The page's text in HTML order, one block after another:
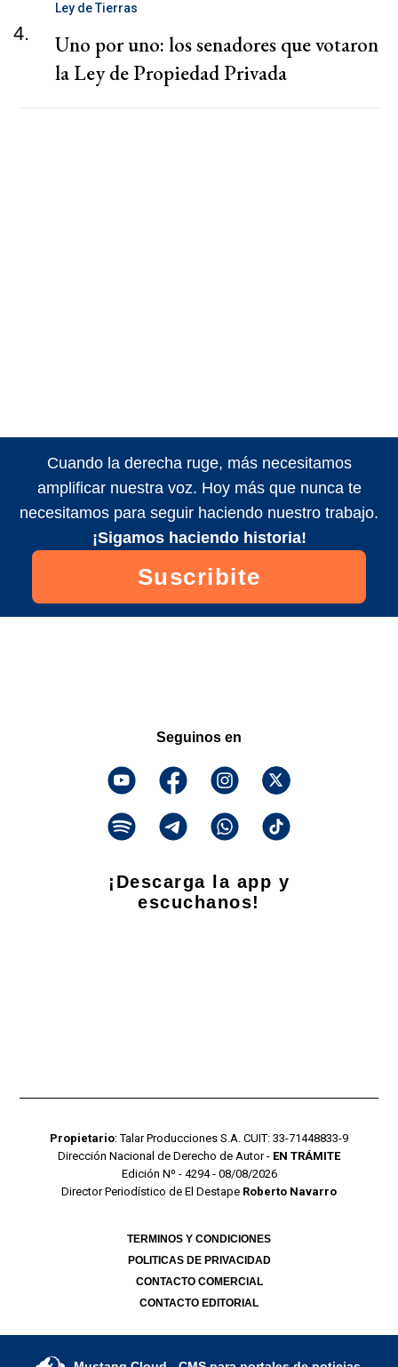
4.
Ley de Tierras
Uno por uno: los senadores que votaron
la Ley de Propiedad Privada
Cuando la derecha ruge, más necesitamos
amplificar nuestra voz. Hoy más que nunca te
necesitamos para seguir haciendo nuestro trabajo.
¡Sigamos haciendo historia!
Suscribite
Seguinos en
¡Descarga la app y
escuchanos!
Propietario: Talar Producciones S.A. CUIT: 33-71448833-9
Dirección Nacional de Derecho de Autor - EN TRÁMITE
Edición Nº - 4294 - 08/08/2026
Director Periodístico de El Destape Roberto Navarro
TERMINOS Y CONDICIONES
POLITICAS DE PRIVACIDAD
CONTACTO COMERCIAL
CONTACTO EDITORIAL